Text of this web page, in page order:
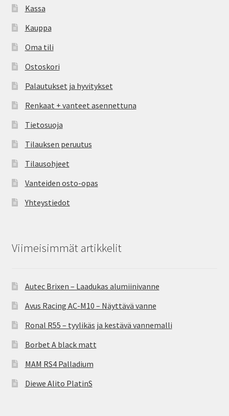
Kassa
Kauppa
Oma tili
Ostoskori
Palautukset ja hyvitykset
Renkaat + vanteet asennettuna
Tietosuoja
Tilauksen peruutus
Tilausohjeet
Vanteiden osto-opas
Yhteystiedot
Viimeisimmät artikkelit
Autec Brixen – Laadukas alumiinivanne
Avus Racing AC-M10 – Näyttävä vanne
Ronal R55 – tyylikäs ja kestävä vannemalli
Borbet A black matt
MAM RS4 Palladium
Diewe Alito PlatinS